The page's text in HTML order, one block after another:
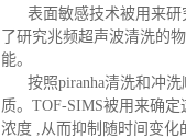
表面敏感技术被用来研
了研究兆频超声波清洗的
能。
按照piranha清洗和冲洗
质。 TOF-SIMS被用来确
浓度 ,从而抑制随时间变化